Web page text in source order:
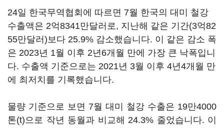
24일 한국무역협회에 따르면 7월 한국의 대미 철강
수출액은 2억8341만달러로, 지난해 같은 기간(3억82
55만달러)보다 25.9% 감소했습니다. 이 같은 감소 폭
은 2023년 1월 이후 2년6개월 만에 가장 큰 낙폭입니
다. 수출액 기준으로는 2021년 3월 이후 4년4개월 만
에 최저치를 기록했습니다.
물량 기준으로 보면 7월 대미 철강 수출은 19만4000
톤(t)으로 작년 동월과 비교해 24.3% 줄었습니다. 이